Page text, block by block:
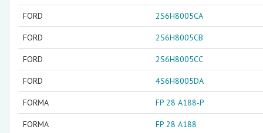
FORD 2S6H8005CA
FORD 2S6H8005CB
FORD 2S6H8005CC
FORD 4S6H8005DA
FORMA FP 28 A188-P
FORMA FP 28 A188